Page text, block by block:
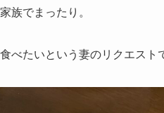
族でまったり。
べたいという妻のリクエスト